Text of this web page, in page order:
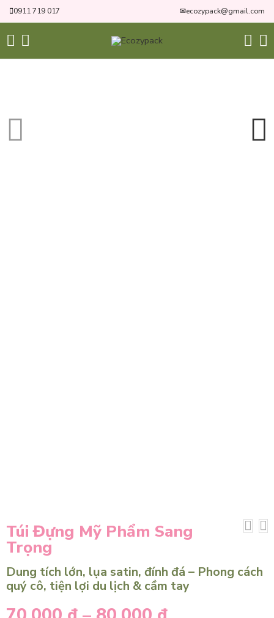
0911 719 017 ✉ecozypack@gmail.com
Túi Đựng Mỹ Phẩm Sang
Trọng
Dung tích lớn, lụa satin, đính đá – Phong cách
quý cô, tiện lợi du lịch & cầm tay